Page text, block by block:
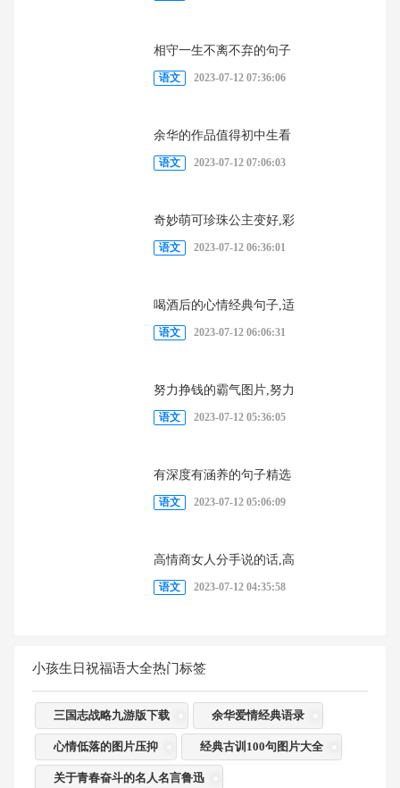
相守一生不离不弃的句子
语文 2023-07-12 07:36:06
余华的作品值得初中生看
语文 2023-07-12 07:06:03
奇妙萌可珍珠公主变好,彩
语文 2023-07-12 06:36:01
喝酒后的心情经典句子,适
语文 2023-07-12 06:06:31
努力挣钱的霸气图片,努力
语文 2023-07-12 05:36:05
有深度有涵养的句子精选
语文 2023-07-12 05:06:09
高情商女人分手说的话,高
语文 2023-07-12 04:35:58
小孩生日祝福语大全热门标签
三国志战略九游版下载 余华爱情经典语录
心情低落的图片压抑 经典古训100句图片大全
关于青春奋斗的名人名言鲁迅